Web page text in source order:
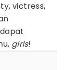
victress,
girls!